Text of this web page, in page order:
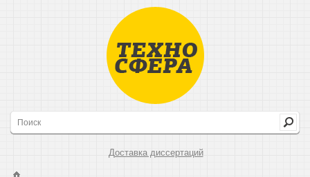
Доставка диссертаций